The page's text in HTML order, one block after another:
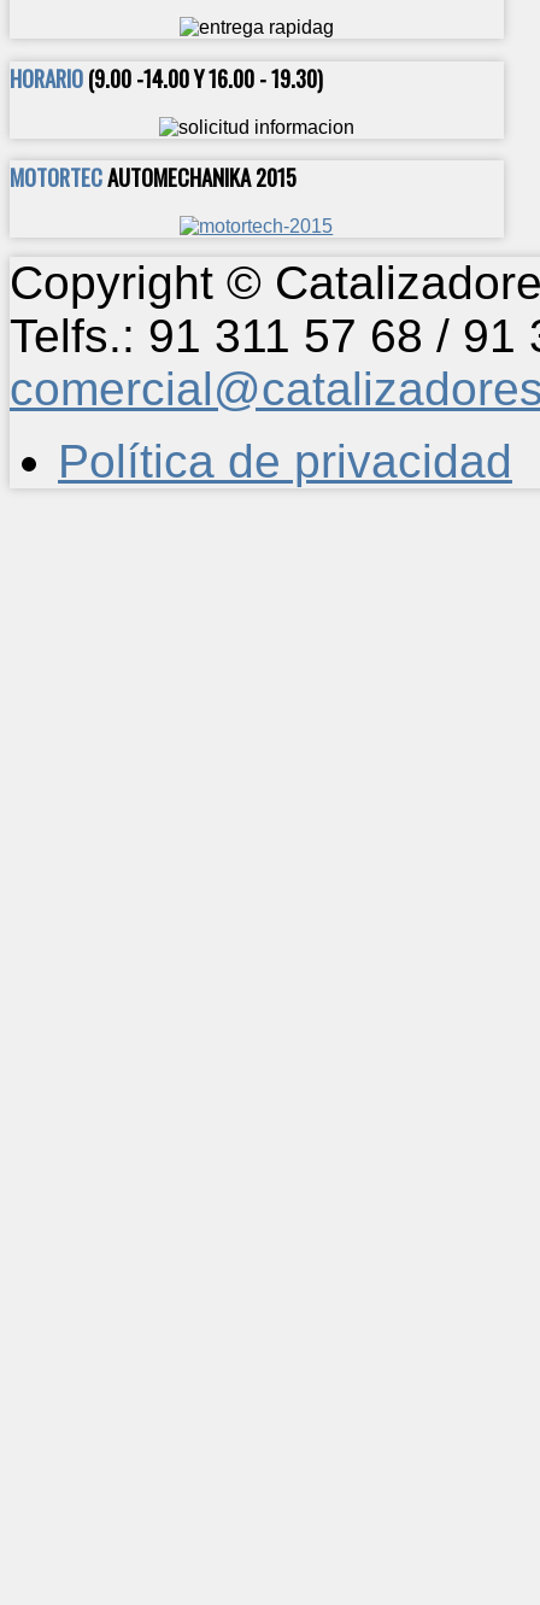
HORARIO(9.00 -14.00 Y 16.00 - 19.30)
MOTORTECAUTOMECHANIKA 2015
Copyright ©
Telfs.: 91 311 57 68 /
Política de privacidad